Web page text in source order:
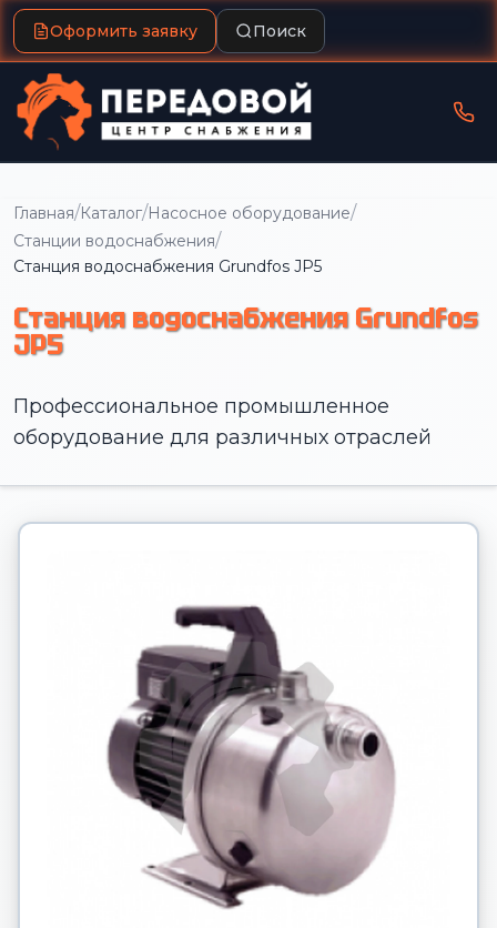
Оформить заявку Поиск
Главная/Каталог/Насосное оборудование/
Станции водоснабжения/
Станция водоснабжения Grundfos JP5
Станция водоснабжения Grundfos
JP5
Профессиональное промышленное
оборудование для различных отраслей